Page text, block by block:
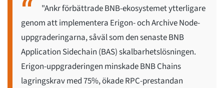
"Ankr förbättrade BNB-ekosystemet ytterligare
genom att implementera Erigon- och Archive Node-
uppgraderingarna, såväl som den senaste BNB
Application Sidechain (BAS) skalbarhetslösningen.
Erigon-uppgraderingen minskade BNB Chains
lagringskrav med 75%, ökade RPC-prestandan